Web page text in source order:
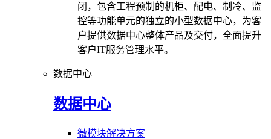
闭，包含工程预制的机柜、配电、制冷、监
控等功能单元的独立的小型数据中心，为客
户提供数据中心整体产品及交付，全面提升
客户IT服务管理水平。
数据中心
数据中心
微模块解决方案